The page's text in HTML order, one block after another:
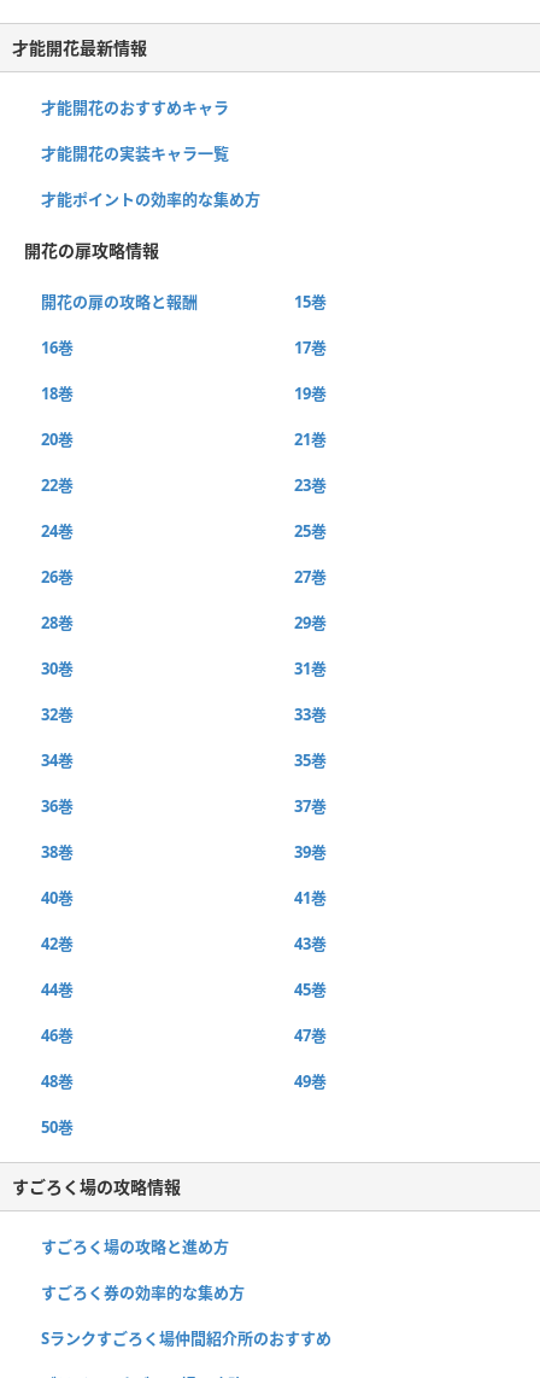
才能開花最新情報
才能開花のおすすめキャラ
才能開花の実装キャラ一覧
才能ポイントの効率的な集め方
開花の扉攻略情報
開花の扉の攻略と報酬 15巻
16巻 17巻
18巻 19巻
20巻 21巻
22巻 23巻
24巻 25巻
26巻 27巻
28巻 29巻
30巻 31巻
32巻 33巻
34巻 35巻
36巻 37巻
38巻 39巻
40巻 41巻
42巻 43巻
44巻 45巻
46巻 47巻
48巻 49巻
50巻
すごろく場の攻略情報
すごろく場の攻略と進め方
すごろく券の効率的な集め方
Sランクすごろく場仲間紹介所のおすすめ